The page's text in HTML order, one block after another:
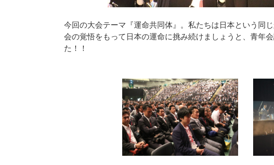
今回の大会テーマ『運命共同体』。私たちは日本という同
会の覚悟をもって日本の運命に挑み続けましょうと、青年
た！！